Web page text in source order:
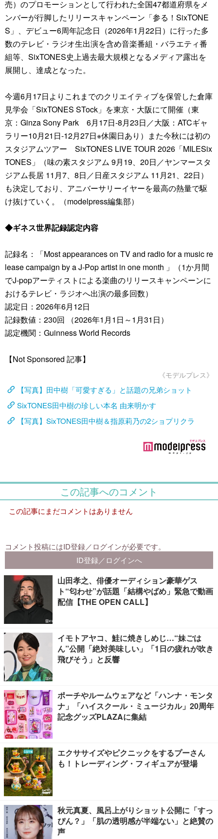
売）のプロモーションとして行われた全国47都道府県をメ
ンバーが行脚したリリースキャンペーン「参る！SixTONE
S」、デビュー6周年記念日（2026年1月22日）に行った多
数のテレビ・ラジオ生出演を含め音楽番組・バラエティ番
組等、SixTONES史上過去最大規模となるメディア露出を
展開し、達成となった。
今週6月17日よりこれまでのクリエイティブを保管した倉庫
見学会「SixTONES STock」を東京・大阪にて開催（東
京：Ginza Sony Park 6月17日-8月23日／大阪：ATCギャ
ラリー10月21日-12月27日※休園日あり）また今秋には初の
スタジアムツアー SixTONES LIVE TOUR 2026「MILESix
TONES」（味の素スタジアム 9月19、20日／ヤンマースタ
ジアム長居 11月7、8日／日産スタジアム 11月21、22日）
も決定しており、アニバーサリーイヤーを最高の熱量で駆
け抜けていく。（modelpress編集部）
◆ギネス世界記録認定内容
記録名：「Most appearances on TV and radio for a music re
lease campaign by a J-Pop artist in one month 」（1か月間
でJ-popアーティストによる楽曲のリリースキャンペーンに
おけるテレビ・ラジオへ出演の最多回数）
認定日：2026年6月12日
記録数値：230回 （2026年1月1日～1月31日）
認定機関：Guinness World Records
【Not Sponsored 記事】
《モデルプレス》
【写真】田中樹「可愛すぎる」と話題の兄弟ショット
SixTONES田中樹の珍しい本名 由来明かす
【写真】SixTONES田中樹＆指原莉乃の2ショプリクラ
山田孝之、俳優オーディション豪華ゲス
ト“匂わせ”が話題「結構やばめ」緊急で動画
配信【THE OPEN CALL】
イモトアヤコ、鮭に焼きしめじ…“妹ごは
ん”公開「絶対美味しい」「1日の疲れが吹き
飛びそう」と反響
ポーチやルームウェアなど「ハンナ・モンタ
ナ」「ハイスクール・ミュージカル」20周年
記念グッズPLAZAに集結
エクササイズやピクニックをするプーさん
も！トレーディング・フィギュアが登場
秋元真夏、風呂上がりショット公開に「すっ
ぴん？」「肌の透明感が半端ない」と絶賛の
声